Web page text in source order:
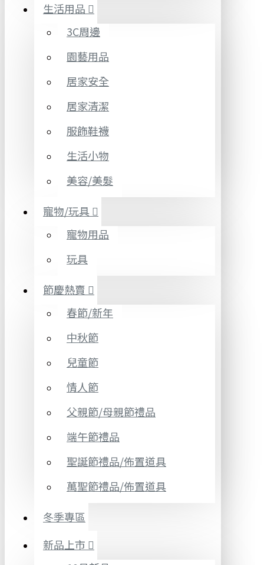
生活用品
3C周邊
園藝用品
居家安全
居家清潔
服飾鞋襪
生活小物
美容/美髮
寵物/玩具
寵物用品
玩具
節慶熱賣
春節/新年
中秋節
兒童節
情人節
父親節/母親節禮品
端午節禮品
聖誕節禮品/佈置道具
萬聖節禮品/佈置道具
冬季專區
新品上市